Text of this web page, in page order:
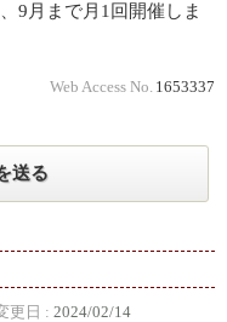
9月まで月1回開催しま
Web Access No. 1653337
送る
更日 : 2024/02/14